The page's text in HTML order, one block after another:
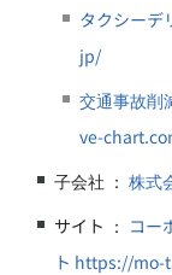
タクシー
jp/
交通事故削
ve-
子会社 ： 株式
サイト ： コー
ト https://